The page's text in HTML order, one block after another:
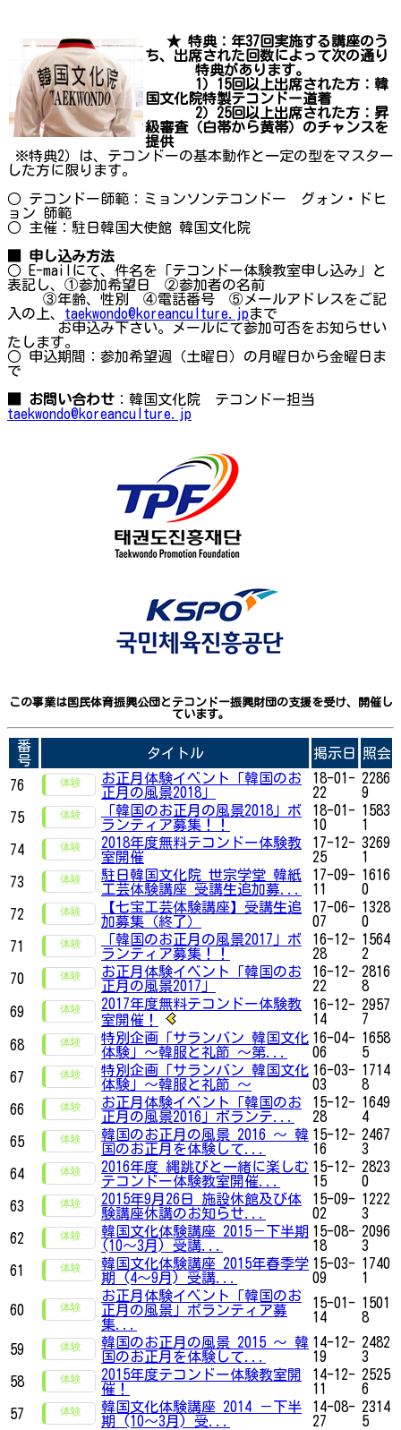
★ 特典：年37回実施する講座のう
ち、出席された回数によって次の通り
特典があります。
1）15回以上出席された方：韓
国文化院特製テコンドー道着
2）25回以上出席された方：昇
級審査（白帯から黄帯）のチャンスを
提供
※特典2）は、テコンドーの基本動作と一定の型をマスター
した方に限ります。
○ テコンドー師範：ミョンソンテコンドー グォン・ドヒ
ョン 師範
○ 主催：駐日韓国大使館 韓国文化院
■ 申し込み方法
○ E-mailにて、件名を「テコンドー体験教室申し込み」と
表記し、①参加希望日 ②参加者の名前
③年齢、性別 ④電話番号 ⑤メールアドレスをご記
入の上、 taekwondo@koreanculture.jpまで
お申込み下さい。メールにて参加可否をお知らせい
たします。
○ 申込期間：参加希望週（土曜日）の月曜日から金曜日ま
で
■ お問い合わせ ：韓国文化院 テコンドー担当
taekwondo@koreanculture.jp
この事業は国民体育振興公団とテコンドー振興財団の支援を受け、開催し
ています。
番
号
タイトル 掲示日 照会
76
お正月体験イベント「韓国のお
正月の風景2018」
18-01-
22
2286
9
75
「韓国のお正月の風景2018」ボ
ランティア募集！！
18-01-
10
1583
1
74
2018年度無料テコンドー体験教
室開催
17-12-
25
3269
1
73
駐日韓国文化院 世宗学堂 韓紙
工芸体験講座 受講生追加募...
17-09-
11
1616
0
72
【七宝工芸体験講座】受講生追
加募集（終了）
17-06-
07
1328
0
71
「韓国のお正月の風景2017」ボ
ランティア募集！！
16-12-
28
1564
2
70
お正月体験イベント「韓国のお
正月の風景2017」
16-12-
22
2816
8
69
2017年度無料テコンドー体験教
室開催！
16-12-
14
2957
7
68
特別企画「サランバン 韓国文化
体験」～韓服と礼節 ～第...
16-04-
06
1658
5
67
特別企画「サランバン 韓国文化
体験」～韓服と礼節 ～
16-03-
03
1714
8
66
お正月体験イベント「韓国のお
正月の風景2016」ボランテ...
15-12-
28
1649
4
65
韓国のお正月の風景 2016 ～ 韓
国のお正月を体験して...
15-12-
16
2467
3
64
2016年度 縄跳びと一緒に楽しむ
テコンドー体験教室開催...
15-12-
15
2823
0
63
2015年9月26日 施設休館及び体
験講座休講のお知らせ...
15-09-
02
1222
3
62
韓国文化体験講座 2015－下半期
(10～3月) 受講...
15-08-
18
2096
3
61
韓国文化体験講座 2015年春季学
期 (4～9月) 受講...
15-03-
09
1740
1
60
お正月体験イベント「韓国のお
正月の風景」ボランティア募
集...
15-01-
14
1501
8
59
韓国のお正月の風景 2015 ～ 韓
国のお正月を体験して...
14-12-
19
2482
3
58
2015年度テコンドー体験教室開
催！
14-12-
11
2525
6
57
韓国文化体験講座 2014 －下半
期 (10～3月) 受...
14-08-
27
2314
5